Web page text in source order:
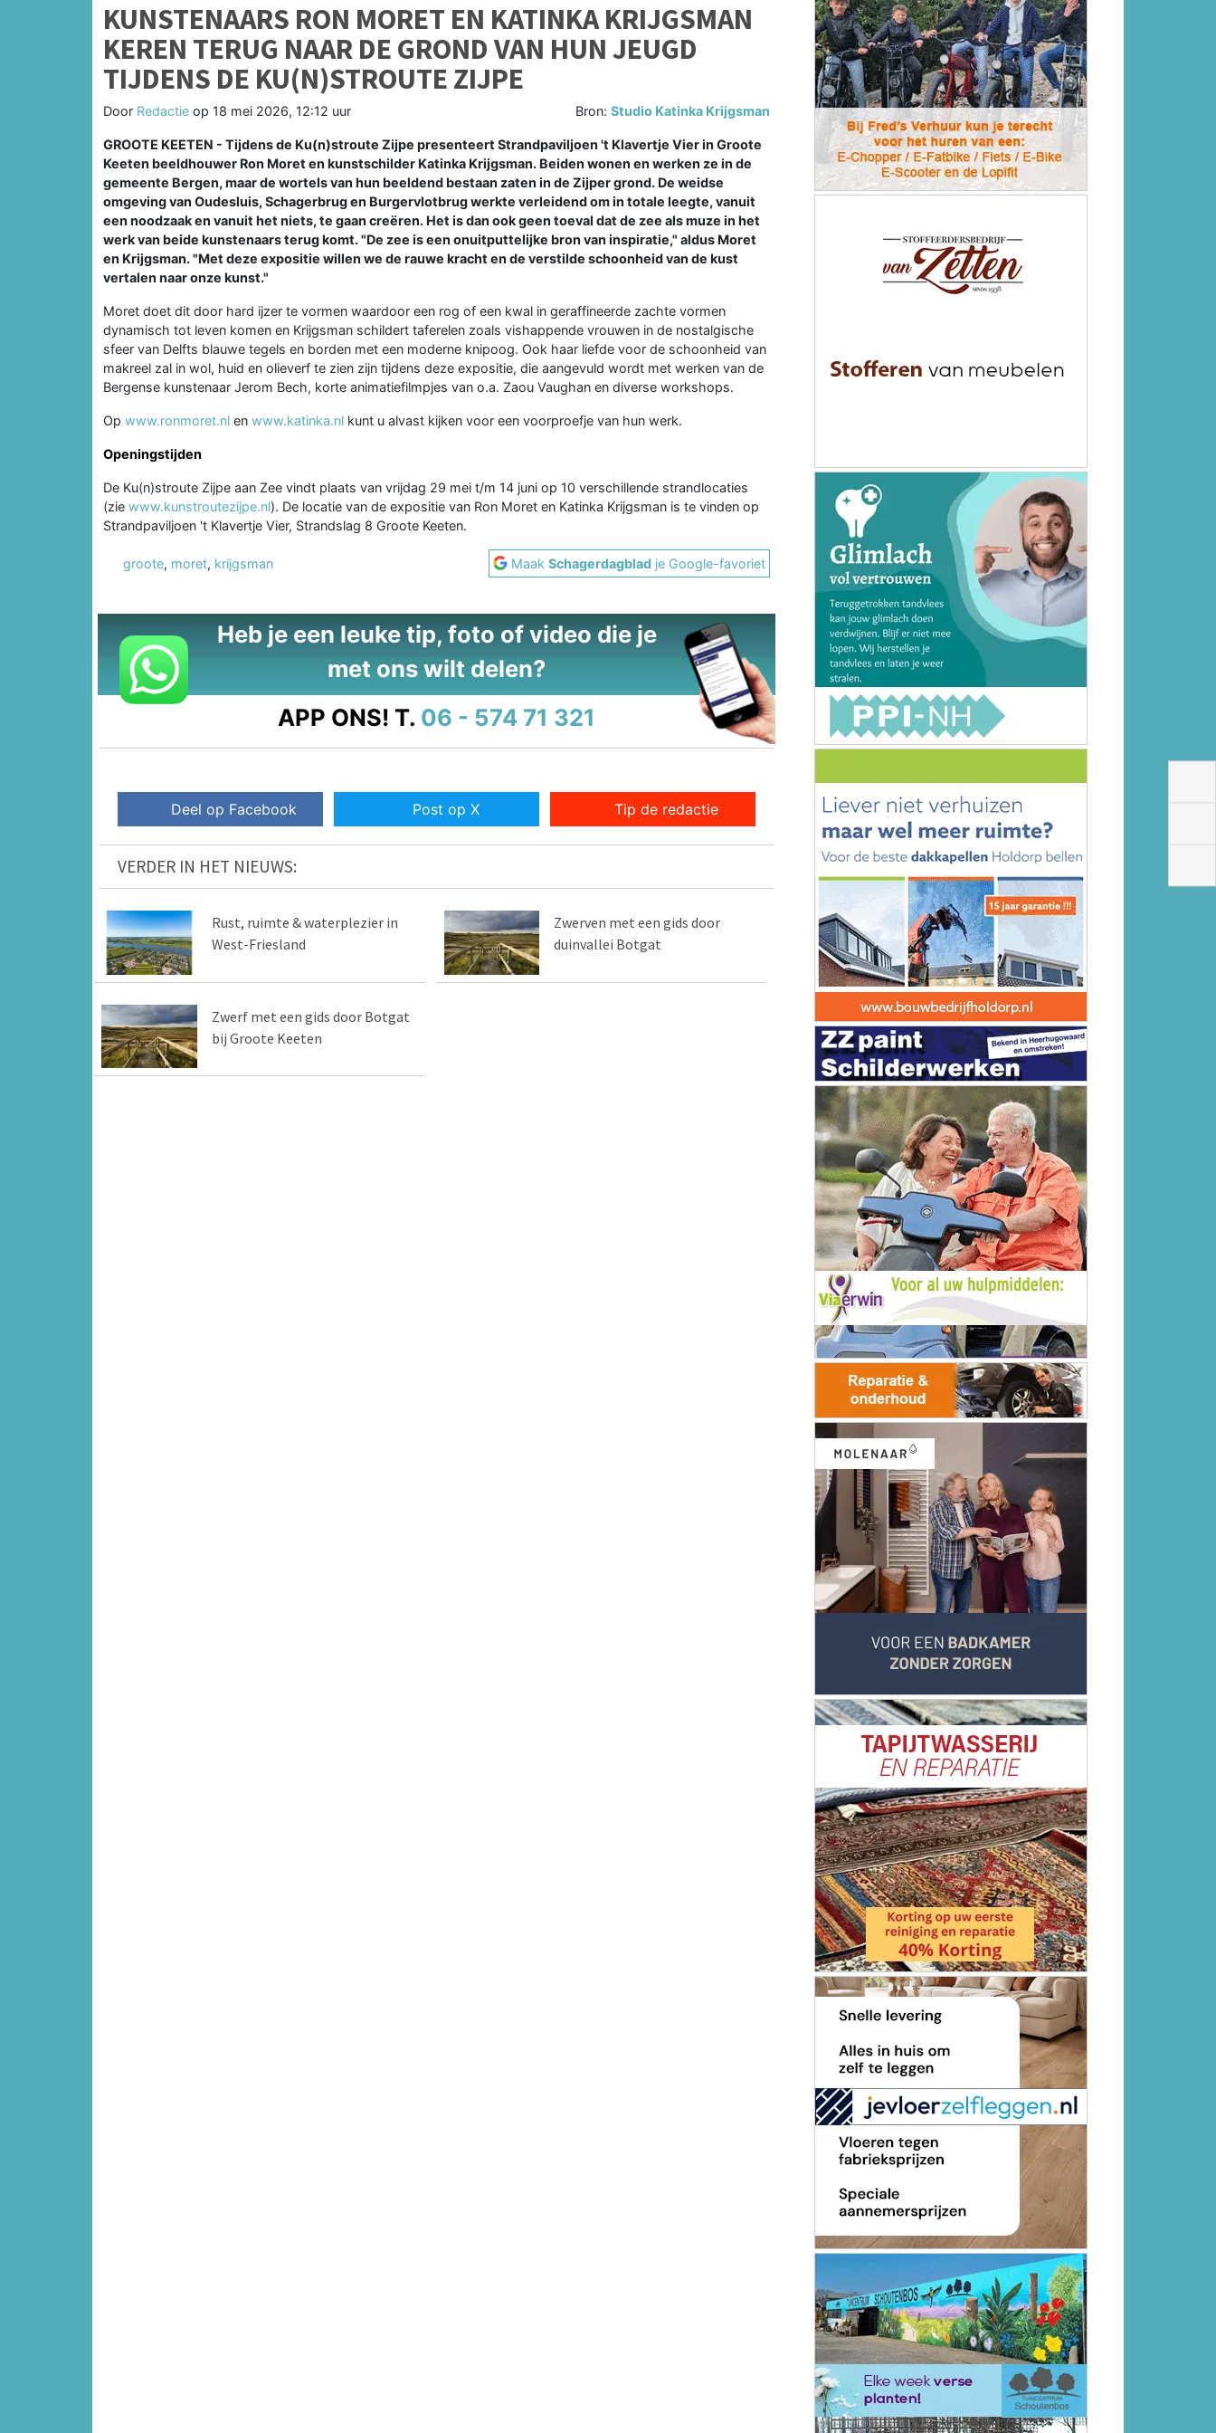
KUNSTENAARS RON MORET EN KATINKA KRIJGSMAN
KEREN TERUG NAAR DE GROND VAN HUN JEUGD
TIJDENS DE KU(N)STROUTE ZIJPE
Door Redactie op 18 mei 2026, 12:12 uur Bron:Studio Katinka Krijgsman
GROOTE KEETEN - Tijdens de Ku(n)stroute Zijpe presenteert Strandpaviljoen 't Klavertje Vier in Groote
Keeten beeldhouwer Ron Moret en kunstschilder Katinka Krijgsman. Beiden wonen en werken ze in de
gemeente Bergen, maar de wortels van hun beeldend bestaan zaten in de Zijper grond. De weidse
omgeving van Oudesluis, Schagerbrug en Burgervlotbrug werkte verleidend om in totale leegte, vanuit
een noodzaak en vanuit het niets, te gaan creëren. Het is dan ook geen toeval dat de zee als muze in het
werk van beide kunstenaars terug komt. "De zee is een onuitputtelijke bron van inspiratie," aldus Moret
en Krijgsman. "Met deze expositie willen we de rauwe kracht en de verstilde schoonheid van de kust
vertalen naar onze kunst."
Moret doet dit door hard ijzer te vormen waardoor een rog of een kwal in geraffineerde zachte vormen
dynamisch tot leven komen en Krijgsman schildert taferelen zoals vishappende vrouwen in de nostalgische
sfeer van Delfts blauwe tegels en borden met een moderne knipoog. Ook haar liefde voor de schoonheid van
makreel zal in wol, huid en olieverf te zien zijn tijdens deze expositie, die aangevuld wordt met werken van de
Bergense kunstenaar Jerom Bech, korte animatiefilmpjes van o.a. Zaou Vaughan en diverse workshops.
Op www.ronmoret.nl en www.katinka.nl kunt u alvast kijken voor een voorproefje van hun werk.
Openingstijden
De Ku(n)stroute Zijpe aan Zee vindt plaats van vrijdag 29 mei t/m 14 juni op 10 verschillende strandlocaties
(zie www.kunstroutezijpe.nl). De locatie van de expositie van Ron Moret en Katinka Krijgsman is te vinden op
Strandpaviljoen 't Klavertje Vier, Strandslag 8 Groote Keeten.
groote, moret, krijgsman MaakSchagerdagblad je Google-favoriet
Heb je een leuke tip, foto of video die je
met ons wilt delen?
APP ONS! T. 06 - 574 71 321
Deel op Facebook Post op X Tip de redactie
VERDER IN HET NIEUWS:
Rust, ruimte & waterplezier in
West-Friesland
Zwerven met een gids door
duinvallei Botgat
Zwerf met een gids door Botgat
bij Groote Keeten